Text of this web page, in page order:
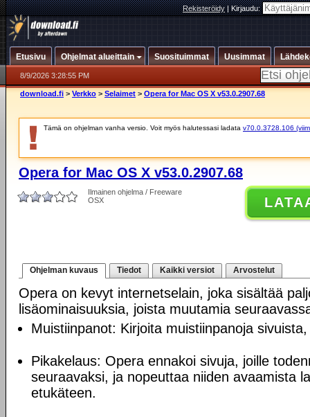
Rekisteröidy|Kirjaudu:
Etusivu Ohjelmat alueittain Suosituimmat Uusimmat
8/9/2026 3:28:55 PM
download.fi > Verkko > Selaimet > Opera for Mac OS X v53.0.2907.68
Tämä on ohjelman vanha versio. Voit myös halutessasi ladata v70.0.3728.106
Opera for Mac OS X v53.0.2907.68
Ilmainen ohjelma / Freeware
OSX
Ohjelman kuvaus Tiedot Kaikki versiot Arvostelut
Opera on kevyt internetselain, joka sisältää
lisäominaisuuksia, joista muutamia
Muistiinpanot: Kirjoita muistiinpanoja
Pikakelaus: Opera ennakoi sivuja, joille
seuraavaksi, ja nopeuttaa niiden avaamista
etukäteen.